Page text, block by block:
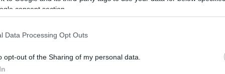
consent section.
Data Processing Opt Outs
opt-out of the Sharing of my personal data.